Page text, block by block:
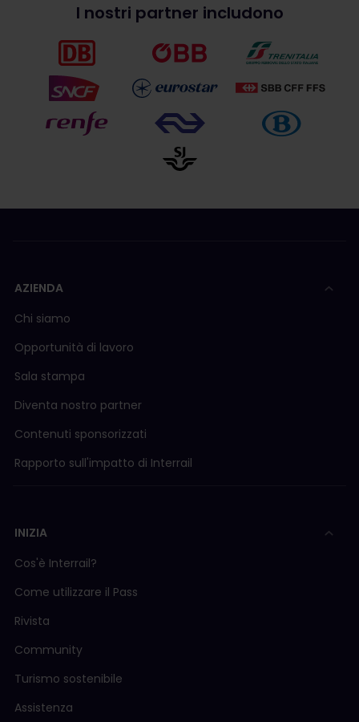
I nostri partner includono
AZIENDA
Chi siamo
Opportunità di lavoro
Sala stampa
Diventa nostro partner
Contenuti sponsorizzati
Rapporto sull'impatto di Interrail
INIZIA
Cos'è Interrail?
Come utilizzare il Pass
Rivista
Community
Turismo sostenibile
Assistenza